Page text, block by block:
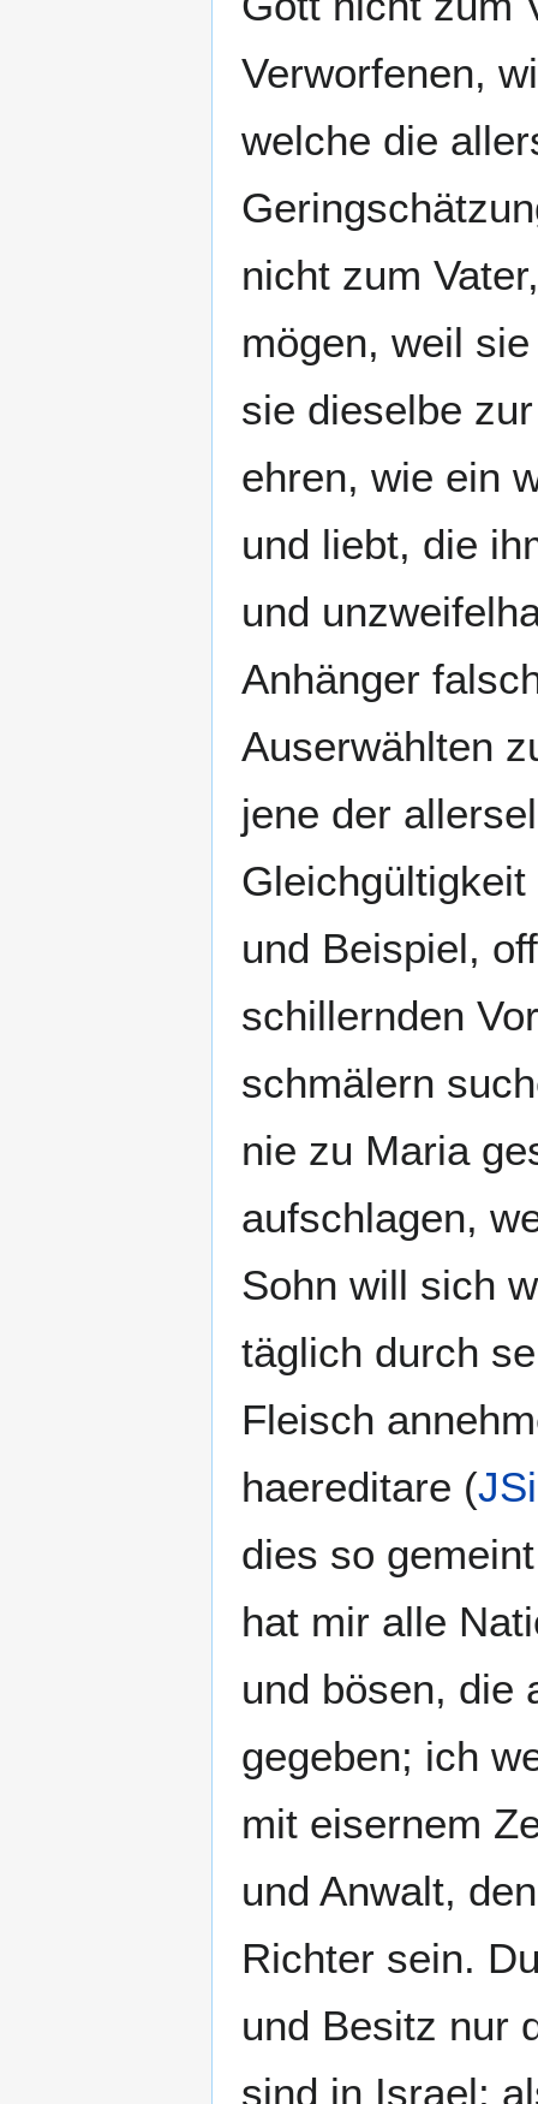
Verworfenen,
welche die
nicht zum
mögen, weil
sie dieselbe
ehren, wie ein
und liebt, die
und
Anhänger
Auserwählten
jene der
und Beispiel,
schillernden
schmälern
nie zu Maria
aufschlagen,
Sohn will sich
täglich durch
Fleisch
haereditare (
dies so
hat mir alle
und bösen, die
gegeben; ich
mit eisernem
und Anwalt,
Richter sein.
und Besitz nur
sind in Israel;